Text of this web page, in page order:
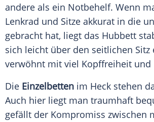
andere als ein Notbehelf. Wenn
Lenkrad und Sitze akkurat in die
gebracht hat, liegt das Hubbett
sich leicht über den seitlichen Sitz
verwöhnt mit viel Kopffreiheit und
Die Einzelbetten im Heck stehen
Auch hier liegt man traumhaft
gefällt der Kompromiss zwischen